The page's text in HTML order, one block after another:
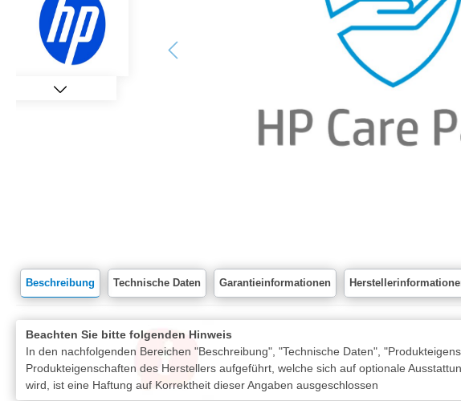
Beschreibung Technische Daten Garantieinformationen
Beachten Sie bitte folgenden Hinweis
In den nachfolgenden Bereichen "Beschreibung", "Technische Daten",
Produkteigenschaften des Herstellers aufgeführt, welche sich auf optionale
wird, ist eine Haftung auf Korrektheit dieser Angaben ausgeschlossen